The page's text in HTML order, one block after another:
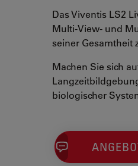
Das Viventis LS2
Multi-View- und
seiner Gesamtheit
Machen Sie sich
biologischer